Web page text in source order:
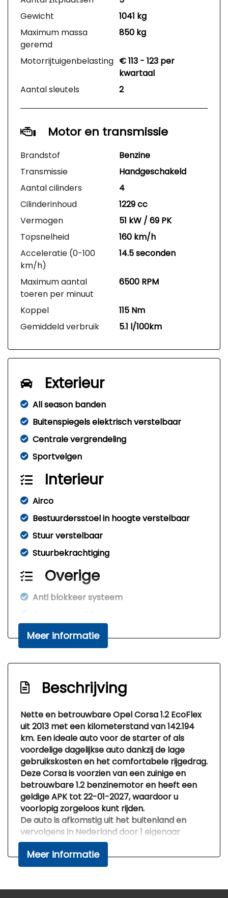
Gewicht
1041 kg
Maximum massa
geremd
850 kg
Motorrijtuigenbelasting € 113 - 123 per
kwartaal
Aantal sleutels
2
Motor en transmissie
Brandstof
Benzine
Transmissie
Handgeschakeld
Aantal cilinders
4
Cilinderinhoud
1229 cc
Vermogen
51 kW / 69 PK
Topsnelheid
160 km/h
Acceleratie (0-100
km/h)
14.5 seconden
Maximum aantal
toeren per minuut
6500 RPM
Koppel
115 Nm
Gemiddeld verbruik
5.1 l/100km
Exterieur
All season banden
Buitenspiegels elektrisch verstelbaar
Centrale vergrendeling
Sportvelgen
Interieur
Airco
Bestuurdersstoel in hoogte verstelbaar
Stuur verstelbaar
Stuurbekrachtiging
Overige
Anti blokkeer systeem
Elektronisch stabiliteits programma
Passagiersairbag
Meer informatie
Beschrijving
Nette en betrouwbare Opel Corsa 1.2 EcoFlex
uit 2013 met een kilometerstand van 142.194
km. Een ideale auto voor de starter of als
voordelige dagelijkse auto dankzij de lage
gebruikskosten en het comfortabele rijgedrag.
Deze Corsa is voorzien van een zuinige en
betrouwbare 1.2 benzinemotoren heeft een
geldige APK tot22-01-2027, waardoor u
voorlopig zorgeloos kunt rijden.
De auto isafkomstig uit het buitenland en
vervolgens in Nederland door 1 eigenaar
bereden, wat zorgt voor een stabiele en nette
gebruikshistorie.
Airconditioning
Meer informatie